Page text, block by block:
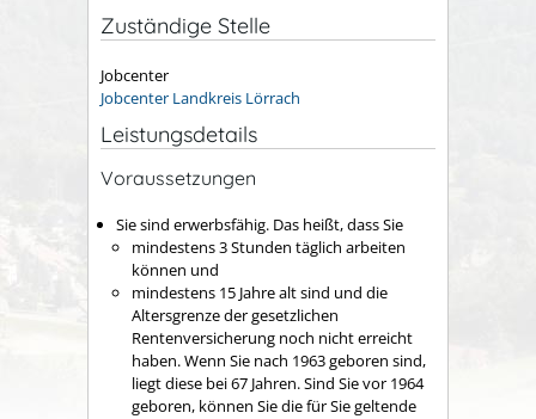
Zuständige Stelle
Jobcenter
Jobcenter Landkreis Lörrach
Leistungsdetails
Voraussetzungen
Sie sind erwerbsfähig. Das heißt, dass Sie
mindestens 3 Stunden täglich arbeiten
können und
mindestens 15 Jahre alt sind und die
Altersgrenze der gesetzlichen
Rentenversicherung noch nicht erreicht
haben. Wenn Sie nach 1963 geboren sind,
liegt diese bei 67 Jahren. Sind Sie vor 1964
geboren, können Sie die für Sie geltende